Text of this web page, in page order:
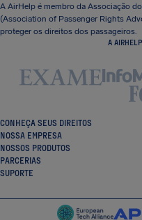
A AirHelp é membro da Associação
(Association of Passenger Rights
proteger os direitos dos passageiros.
A
CONHEÇA SEUS DIREITOS
NOSSA EMPRESA
NOSSOS PRODUTOS
PARCERIAS
SUPORTE